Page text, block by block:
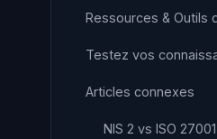
Ressources & Outils
Testez vos
Articles connexes
NIS 2 vs ISO